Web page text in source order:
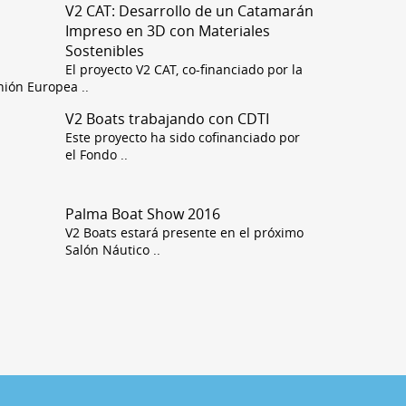
V2 CAT: Desarrollo de un Catamarán
Impreso en 3D con Materiales
Sostenibles
El proyecto V2 CAT, co-financiado por la
Europea ..
V2 Boats trabajando con CDTI
Este proyecto ha sido cofinanciado por
el Fondo ..
Palma Boat Show 2016
V2 Boats estará presente en el próximo
Salón Náutico